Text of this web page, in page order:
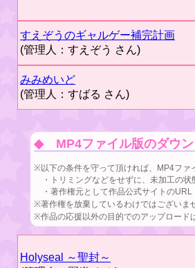
すえぞうのギャルゲー補完計画
(管理人：すえぞう さん)
みみめいど
(管理人：すばる さん)
◆ MP4ファイル版のダウ
※以下の条件を守って頂ければ、MP4ファ
・トリミングなどをせずに、未加工の状
・著作権元として作品公式サイトのURL
※著作権を放棄しているわけではございま
※作品の応援以外の目的でのアップロード
Holyseal ～聖封～